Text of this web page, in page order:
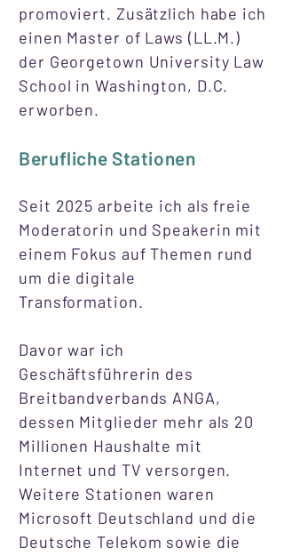
promoviert. Zusätzlich habe ich
einen Master of Laws (LL.M.)
der Georgetown University Law
School in Washington, D.C.
erworben.
​Berufliche Stationen
​Seit 2025 arbeite ich als freie
Moderatorin und Speakerin mit
einem Fokus auf Themen rund
um die digitale
Transformation.
Davor war ich
Geschäftsführerin des
Breitbandverbands ANGA,
dessen Mitglieder mehr als 20
Millionen Haushalte mit
Internet und TV versorgen.
Weitere Stationen waren
Microsoft Deutschland und die
Deutsche Telekom sowie die